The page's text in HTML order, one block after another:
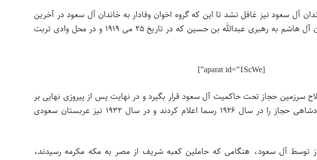
آل سعود نیز غافل نشد تا این که گروه اخوان وفادار به خاندان آل سعود در آخرین
نبرد با نیروهای باقی­مانده از خاندان آل هاشم به رهبری عبدالله بن حسین که در تاریخ ۲۵ می ۱۹۱۹ و در محل وادی تربت
[aparat id=”1ScWe”]
سرزمین حجاز تحت حاکمیت آل سعود قرار بگیرد و در نهایت پس از پیروزی نهایی بر
خاندان آل رشید در سال ۱۹۲۱، پادشاهی حجاز را در سال ۱۹۲۶ رسما اعلام کردند و در سال ۱۹۳۲ نیز عربستان سعودی
توسط آل سعود، هنگامی که حاملین کعبه شریف از مصر به مکه مکرمه رسیدند،